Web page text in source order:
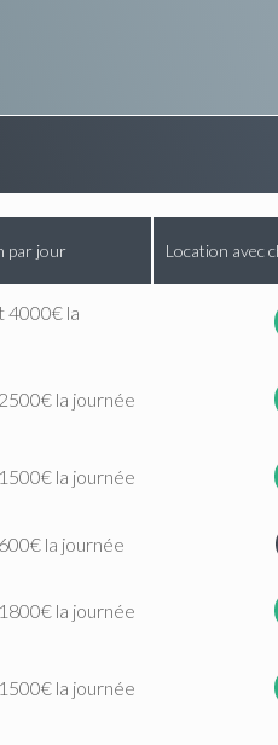
par jour Location avec
4000€ la
la journée
la journée
la journée
la journée
la journée